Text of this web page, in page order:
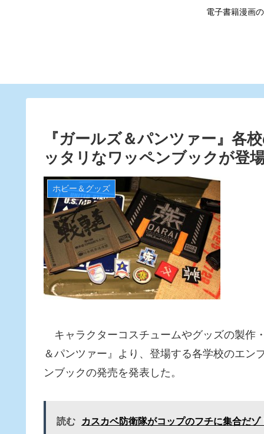
電子書籍漫画
『ガールズ＆パンツァー』各
ッタリなワッペンブックが登場
ホビー＆グッズ
キャラクターコスチュームやグッズの製作
＆パンツァー』より、登場する各学校のエン
ンブックの発売を発表した。
読む
カスカベ防衛隊がコップのフチに集合だ